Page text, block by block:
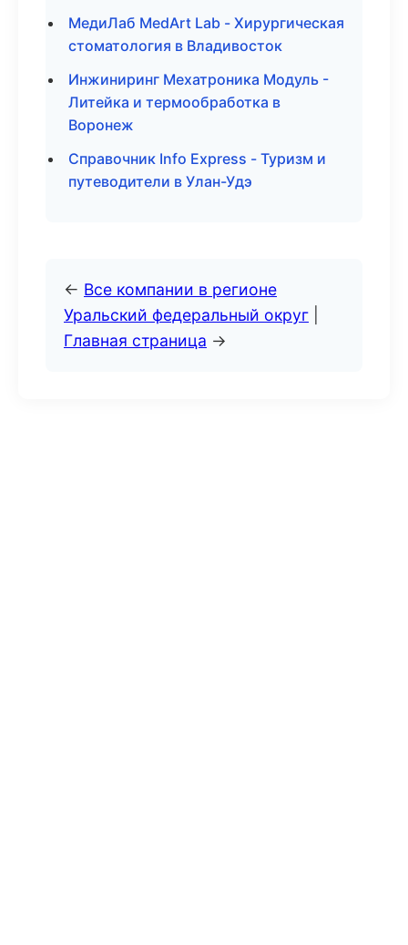
МедиЛаб MedArt Lab - Хирургическая
стоматология в Владивосток
Инжиниринг Мехатроника Модуль -
Литейка и термообработка в
Воронеж
Справочник Info Express - Туризм и
путеводители в Улан-Удэ
← Все компании в регионе
Уральский федеральный округ
Главная страница →